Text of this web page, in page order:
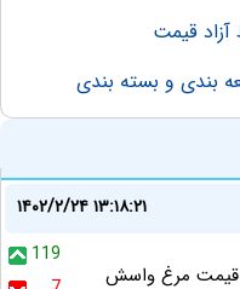
قیمت
بندی و بسته بندی
۱۴۰۲/۲/۲۴ ۱۳:۱۸:۲۱
119
قیمت مرغ واسش